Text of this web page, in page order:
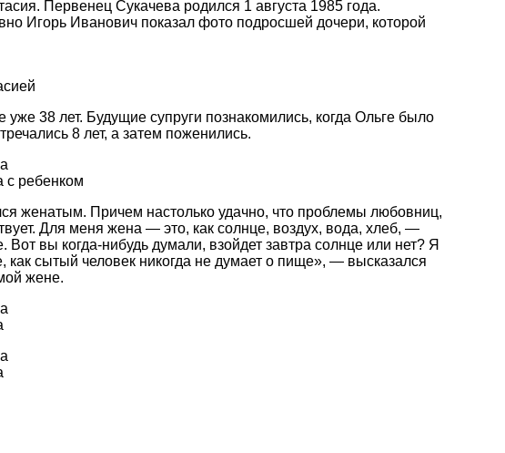
Первенец Сукачева родился 1 августа 1985 года.
Игорь Иванович показал фото подросшей дочери, которой
38 лет. Будущие супруги познакомились, когда Ольге было
8 лет, а затем поженились.
с ребенком
женатым. Причем настолько удачно, что проблемы любовниц,
Для меня жена — это, как солнце, воздух, вода, хлеб, —
вы когда-нибудь думали, взойдет завтра солнце или нет? Я
как сытый человек никогда не думает о пище», — высказался
жене.